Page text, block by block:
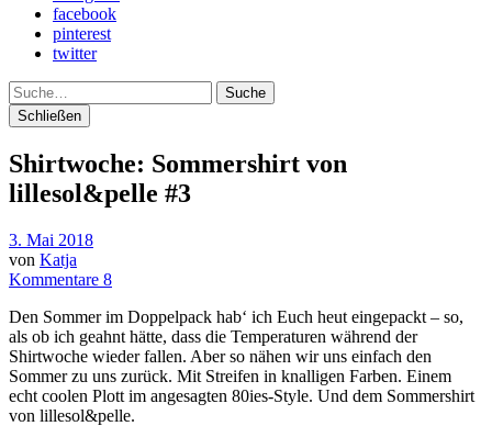
facebook
pinterest
twitter
Suche
Schließen
Shirtwoche: Sommershirt von
lillesol&pelle #3
3. Mai 2018
von Katja
Kommentare 8
Den Sommer im Doppelpack hab‘ ich Euch heut eingepackt – so,
als ob ich geahnt hätte, dass die Temperaturen während der
Shirtwoche wieder fallen. Aber so nähen wir uns einfach den
Sommer zu uns zurück. Mit Streifen in knalligen Farben. Einem
echt coolen Plott im angesagten 80ies-Style. Und dem Sommershirt
von lillesol&pelle.